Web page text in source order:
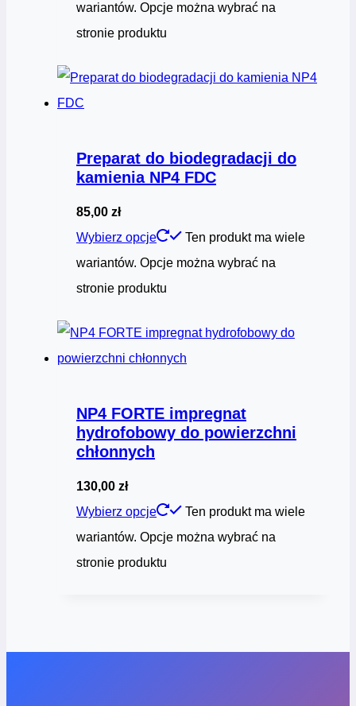
wariantów. Opcje można wybrać na
stronie produktu
Preparat do biodegradacji do
kamienia NP4 FDC
85,00 zł
Wybierz opcje
Ten produkt ma wiele
wariantów. Opcje można wybrać na
stronie produktu
NP4 FORTE impregnat
hydrofobowy do powierzchni
chłonnych
130,00 zł
Wybierz opcje
Ten produkt ma wiele
wariantów. Opcje można wybrać na
stronie produktu